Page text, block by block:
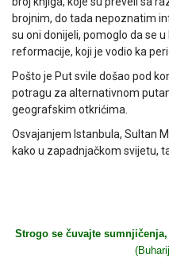
brojnim, do tada nepoznatim
su oni donijeli, pomoglo da se
reformacije, koji je vodio ka
Pošto je Put svile došao pod
potragu za alternativnom
geografskim otkrićima.
Osvajanjem Istanbula, Sultan
kako u zapadnjačkom svijetu,
Strogo se čuvajte